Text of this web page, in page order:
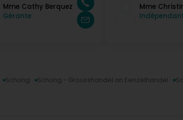
Mme Cathy Berquez
Gérante
Mme
Schong Schong - Grousshandel an Eenzelhandel